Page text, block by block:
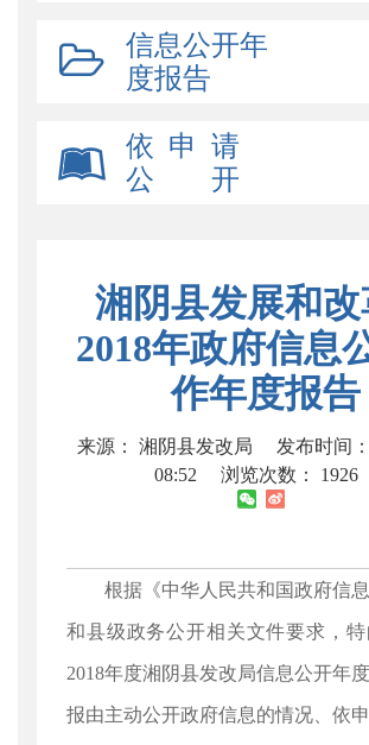
信息公开年
度报告
依 申 请
公 开
湘阴县发展和
2018年政府信息
作年度报告
来源： 湘阴县发改局
发布时间
08:52
浏览次数： 1926
根据《中华人民共和国政府信息
和县级政务公开相关文件要求，
2018年度湘阴县发改局信息公开年
报由主动公开政府信息的情况、依